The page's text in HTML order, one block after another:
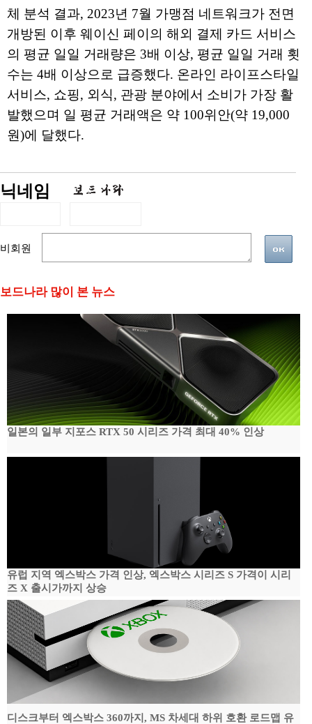
체 분석 결과, 2023년 7월 가맹점 네트워크가 전면
개방된 이후 웨이신 페이의 해외 결제 카드 서비스
의 평균 일일 거래량은 3배 이상, 평균 일일 거래 횟
수는 4배 이상으로 급증했다. 온라인 라이프스타일
서비스, 쇼핑, 외식, 관광 분야에서 소비가 가장 활
발했으며 일 평균 거래액은 약 100위안(약 19,000
원)에 달했다.
닉네임
비회원
보드나라 많이 본 뉴스
일본의 일부 지포스 RTX 50 시리즈 가격 최대 40% 인상
유럽 지역 엑스박스 가격 인상, 엑스박스 시리즈 S 가격이 시리
즈 X 출시가까지 상승
디스크부터 엑스박스 360까지, MS 차세대 하위 호환 로드맵 유